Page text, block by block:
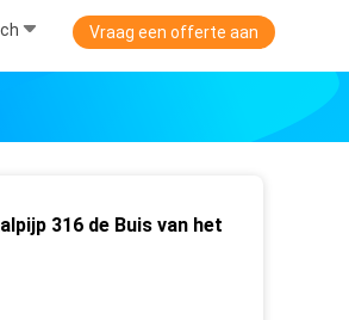
Vraag een offerte aan
316 de Buis van het